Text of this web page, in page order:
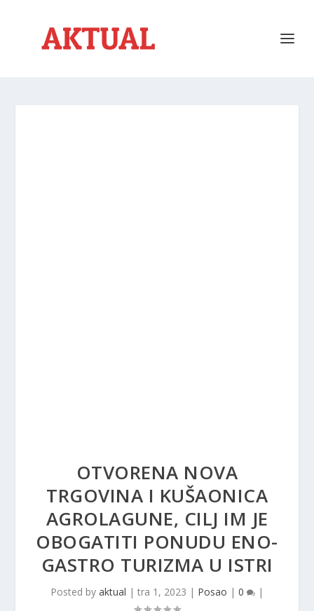
OTVORENA NOVA
TRGOVINA I KUŠAONICA
AGROLAGUNE, CILJ IM JE
OBOGATITI PONUDU ENO-
GASTRO TURIZMA U ISTRI
Posted by aktual | tra 1, 2023 | Posao | 0 |